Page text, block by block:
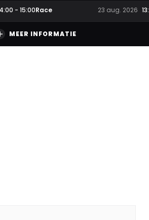
- 15:00Race 23 aug. 2026
MEER INFORMATIE